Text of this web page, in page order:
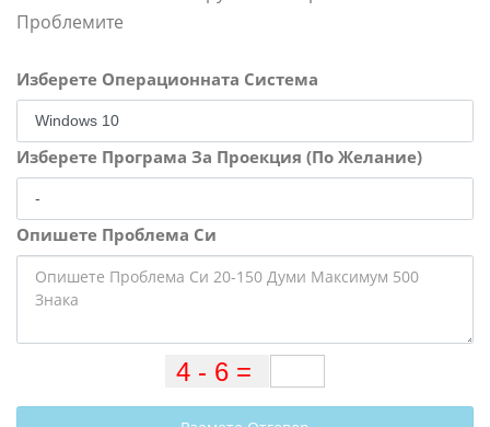
Проблемите
Изберете Операционната Система
Изберете Програма За Проекция (По Желание)
Опишете Проблема Си